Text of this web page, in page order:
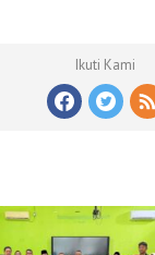
Ikuti Kami